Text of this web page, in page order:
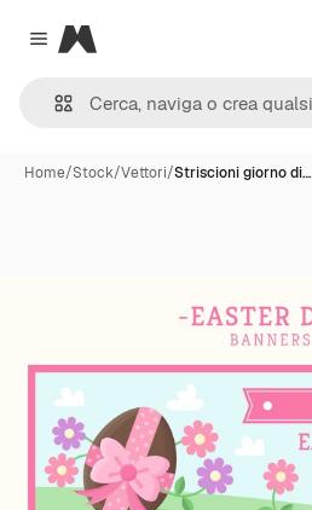
Close menu
Magnific
Home/Stock/Vettori/Striscioni giorno di…